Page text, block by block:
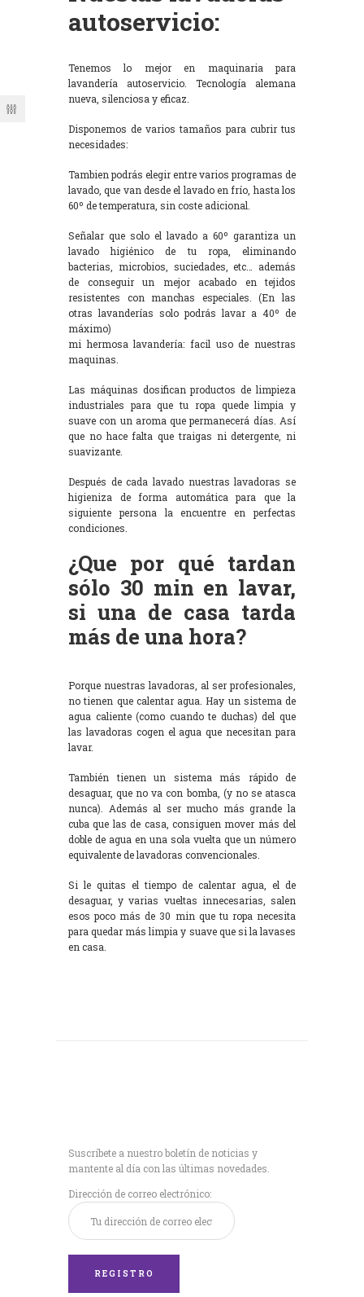
autoservicio:
Tenemos lo mejor en maquinaria para
lavandería autoservicio. Tecnología alemana
nueva, silenciosa y eficaz.
Disponemos de varios tamaños para cubrir tus
necesidades:
Tambien podrás elegir entre varios programas de
lavado, que van desde el lavado en frío, hasta los
60º de temperatura, sin coste adicional.
Señalar que solo el lavado a 60º garantiza un
lavado higiénico de tu ropa, eliminando
bacterias, microbios, suciedades, etc… además
de conseguir un mejor acabado en tejidos
resistentes con manchas especiales. (En las
otras lavanderías solo podrás lavar a 40º de
máximo)
mi hermosa lavandería: facil uso de nuestras
maquinas.
Las máquinas dosifican productos de limpieza
industriales para que tu ropa quede limpia y
suave con un aroma que permanecerá días. Así
que no hace falta que traigas ni detergente, ni
suavizante.
Después de cada lavado nuestras lavadoras se
higieniza de forma automática para que la
siguiente persona la encuentre en perfectas
condiciones.
¿Que por qué tardan
sólo 30 min en lavar,
si una de casa tarda
más de una hora?
Porque nuestras lavadoras, al ser profesionales,
no tienen que calentar agua. Hay un sistema de
agua caliente (como cuando te duchas) del que
las lavadoras cogen el agua que necesitan para
lavar.
También tienen un sistema más rápido de
desaguar, que no va con bomba, (y no se atasca
nunca). Además al ser mucho más grande la
cuba que las de casa, consiguen mover más del
doble de agua en una sola vuelta que un número
equivalente de lavadoras convencionales.
Si le quitas el tiempo de calentar agua, el de
desaguar, y varias vueltas innecesarias, salen
esos poco más de 30 min que tu ropa necesita
para quedar más limpia y suave que si la lavases
en casa.
Suscríbete a nuestro boletín de noticias y
mantente al día con las últimas novedades.
Dirección de correo electrónico: